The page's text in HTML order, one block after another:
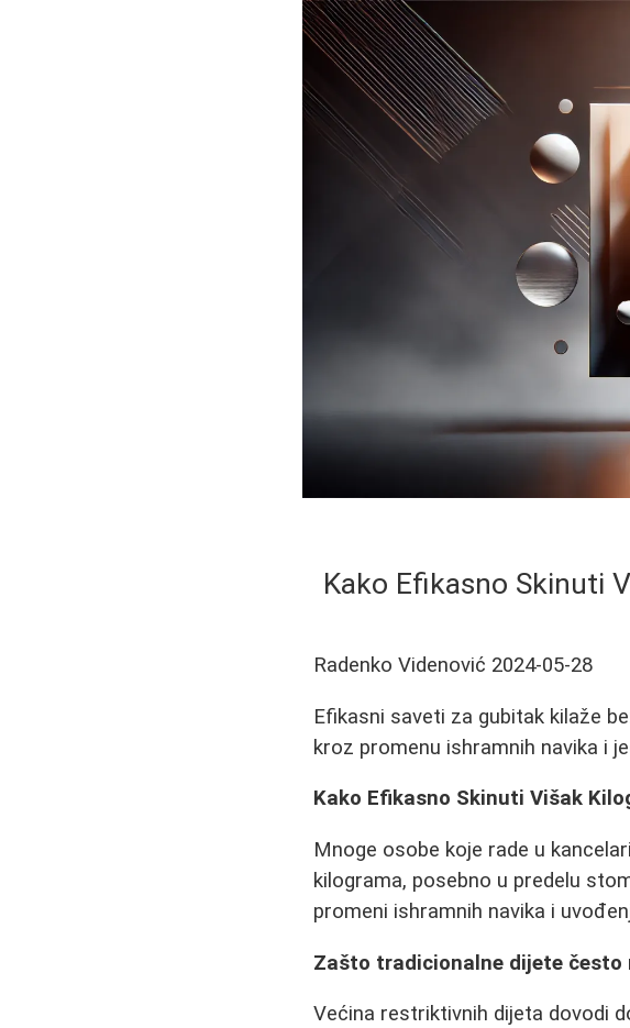
Kako Efikasno Skinuti
Radenko Videnović 2024-05-28
Efikasni saveti za gubitak kilaže
kroz promenu ishramnih navika i
Kako Efikasno Skinuti Višak
Mnoge osobe koje rade u
kilograma, posebno u predelu
promeni ishramnih navika i
Zašto tradicionalne dijete često
Većina restriktivnih dijeta dovodi